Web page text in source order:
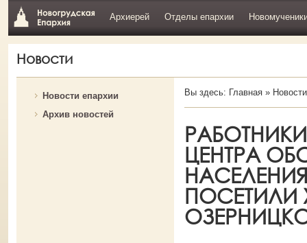
Архиерей Отделы епархии
Новости
Новости епархии
Архив новостей
Вы здесь: Главная» Новости
ЦЕНТРА
ПОСЕТИЛИ